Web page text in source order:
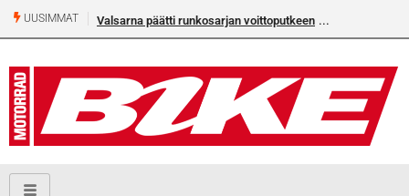
UUSIMMAT Valsarna päätti runkosarjan voittoputkeen